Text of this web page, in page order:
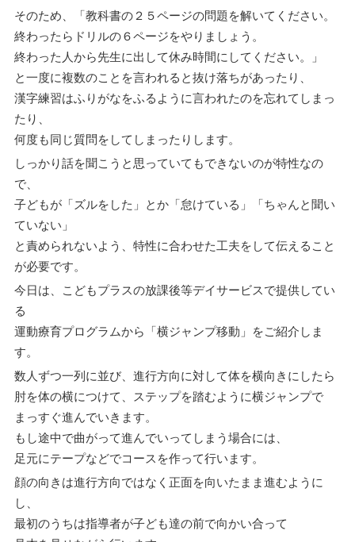
そのため、「教科書の２５ページの問題を解いてください。
終わったらドリルの６ページをやりましょう。
終わった人から先生に出して休み時間にしてください。」
と一度に複数のことを言われると抜け落ちがあったり、
漢字練習はふりがなをふるように言われたのを忘れてしまっ
たり、
何度も同じ質問をしてしまったりします。
しっかり話を聞こうと思っていてもできないのが特性なの
で、
子どもが「ズルをした」とか「怠けている」「ちゃんと聞い
ていない」
と責められないよう、特性に合わせた工夫をして伝えること
が必要です。
今日は、こどもプラスの放課後等デイサービスで提供してい
る
運動療育プログラムから「横ジャンプ移動」をご紹介しま
す。
数人ずつ一列に並び、進行方向に対して体を横向きにしたら
肘を体の横につけて、ステップを踏むように横ジャンプで
まっすぐ進んでいきます。
もし途中で曲がって進んでいってしまう場合には、
足元にテープなどでコースを作って行います。
顔の向きは進行方向ではなく正面を向いたまま進むように
し、
最初のうちは指導者が子ども達の前で向かい合って